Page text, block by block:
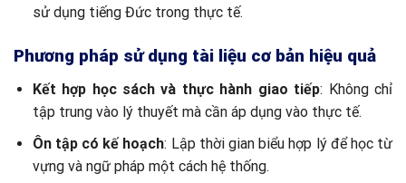
sử dụng tiếng Đức trong thực tế.
Phương pháp sử dụng tài liệu cơ bản hiệu quả
Kết hợp học sách và thực hành giao tiếp: Không chỉ
tập trung vào lý thuyết mà cần áp dụng vào thực tế.
Ôn tập có kế hoạch: Lập thời gian biểu hợp lý để học từ
vựng và ngữ pháp một cách hệ thống.